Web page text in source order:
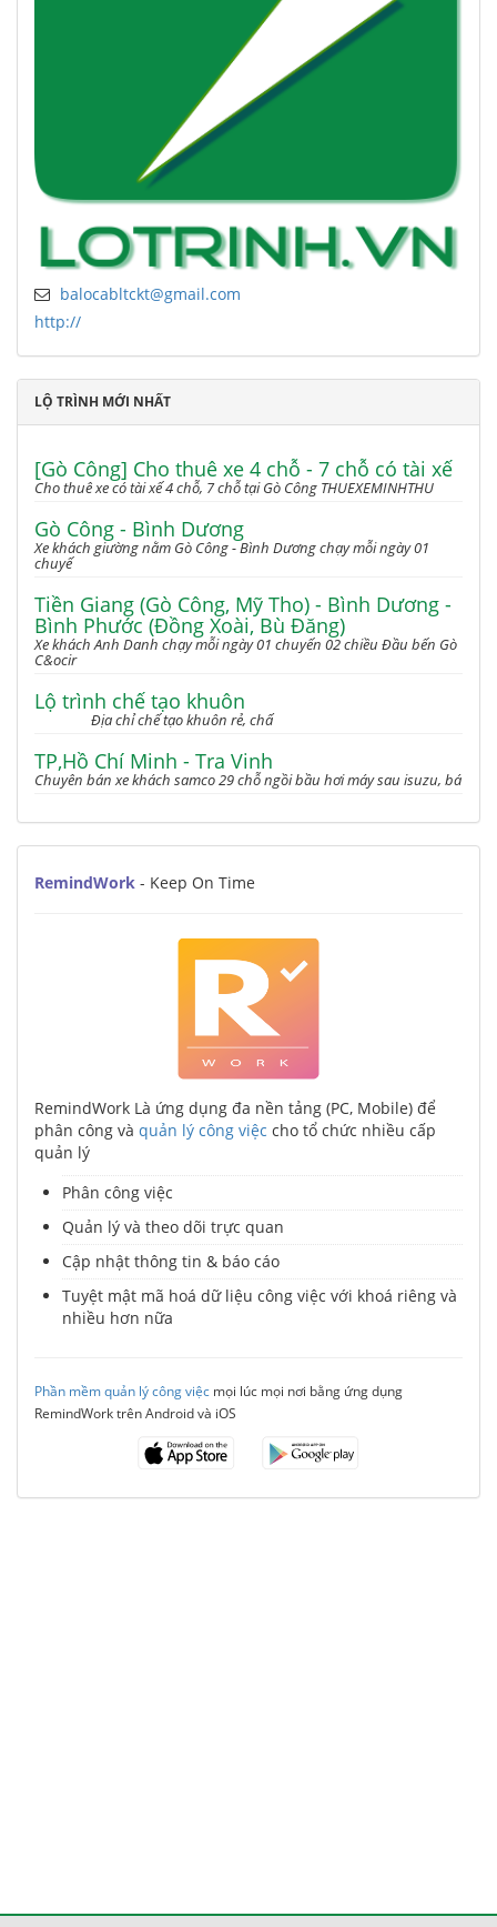
balocabltckt@gmail.com
http://
LỘ TRÌNH MỚI NHẤT
[Gò Công] Cho thuê xe 4 chỗ - 7 chỗ có tài xế
Cho thuê xe có tài xế 4 chỗ, 7 chỗ tại Gò Công THUEXEMINHTHU
Gò Công - Bình Dương
Xe khách giường nằm Gò Công - Bình Dương chạy mỗi ngày 01
chuyế
Tiền Giang (Gò Công, Mỹ Tho) - Bình Dương -
Bình Phước (Đồng Xoài, Bù Đăng)
Xe khách Anh Danh chạy mỗi ngày 01 chuyến 02 chiều Đầu bến Gò
C&ocir
Lộ trình chế tạo khuôn
Địa chỉ chế tạo khuôn rẻ, chấ
TP,Hồ Chí Minh - Tra Vinh
Chuyên bán xe khách samco 29 chỗ ngồi bầu hơi máy sau isuzu, bá
RemindWork - Keep On Time
RemindWork Là ứng dụng đa nền tảng (PC, Mobile) để
phân công và quản lý công việc cho tổ chức nhiều cấp
quản lý
Phân công việc
Quản lý và theo dõi trực quan
Cập nhật thông tin & báo cáo
Tuyệt mật mã hoá dữ liệu công việc với khoá riêng và
nhiều hơn nữa
Phần mềm quản lý công việc mọi lúc mọi nơi bằng ứng dụng
RemindWork trên Android và iOS